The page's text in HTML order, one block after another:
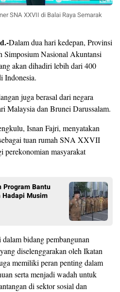
SNA XXVII di Balai Raya Semarak
Dalam dua hari kedepan, Provinsi
Simposium Nasional Akuntansi
akan dihadiri lebih dari 400
Indonesia.
juga berasal dari negara
Malaysia dan Brunei Darussalam.
Isnan Fajri, menyatakan
tuan rumah SNA XXVII
perekonomian masyarakat
Program Bantu
Musim
bidang pembangunan
diselenggarakan oleh Ikatan
memiliki peran penting dalam
serta menjadi wadah untuk
di sektor sosial dan